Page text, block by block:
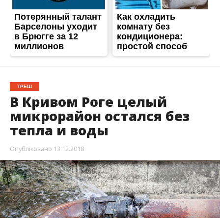
ТРЕШ
В Кривом Роге целый
микрорайон остался без
тепла и воды
Опубліковано 13.12.2018